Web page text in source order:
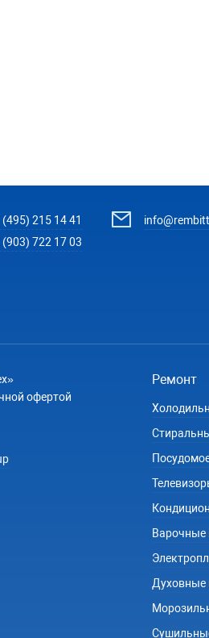
(495) 215 14 41
(903) 722 17 03
офертой
Ремонт
Варочные